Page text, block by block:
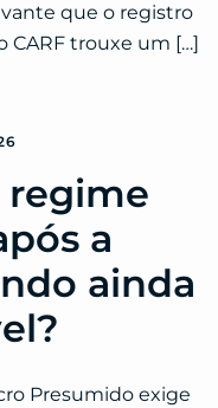
que o registro
CARF trouxe um […]
regime
a
ainda
Presumido exige